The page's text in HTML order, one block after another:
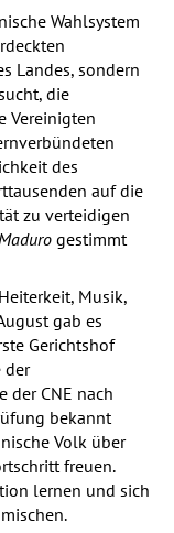
Wahlsystem
Landes, sondern
die
Vereinigten
des
auf die
zu verteidigen
gestimmt
Musik,
gab es
Gerichtshof
der
der CNE nach
bekannt
Volk über
freuen.
lernen und sich